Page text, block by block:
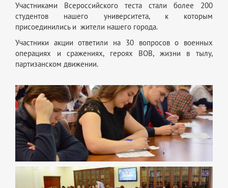
Участниками Всероссийского теста стали более 200
студентов нашего университета, к которым
присоединились и жители нашего города.
Участники акции ответили на 30 вопросов о военных
операциях и сражениях, героях ВОВ, жизни в тылу,
партизанском движении.